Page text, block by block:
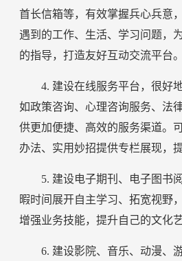
首长信箱等，有效掌握兵心兵意
遇到的工作、生活、学习问题，
的指导，打造友好互动交流平台。
4. 建设在线服务平台，很好
如政策咨询、心理咨询服务、法
供更加便捷、高效的服务渠道。
办法、实用妙招提供专栏展现，
5. 建设电子期刊、电子图书
暇时间展开自主学习、拓宽视野
增强业务技能，提升自己的文化
6. 建设影院、音乐、动漫、